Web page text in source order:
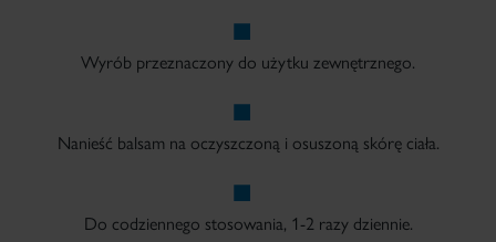
Wyrób przeznaczony do użytku zewnętrznego.
Nanieść balsam na oczyszczoną i osuszoną skórę ciała.
Do codziennego stosowania, 1-2 razy dziennie.